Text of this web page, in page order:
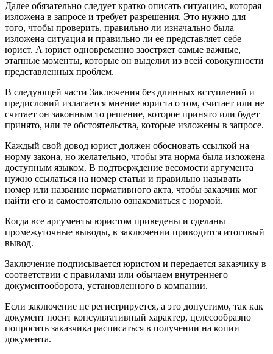
Далее обязательно следует кратко описать ситуацию, которая
изложена в запросе и требует разрешения. Это нужно для
того, чтобы проверить, правильно ли изначально была
изложена ситуация и правильно ли ее представляет себе
юрист. А юрист одновременно заостряет самые важные,
этапные моменты, которые он выделил из всей совокупности
представленных проблем.
В следующей части Заключения без длинных вступлений и
предисловий излагается мнение юриста о том, считает или не
считает он законным то решение, которое принято или будет
принято, или те обстоятельства, которые изложены в запросе.
Каждый свой довод юрист должен обосновать ссылкой на
норму закона, но желательно, чтобы эта норма была изложена
доступным языком. В подтверждение весомости аргумента
нужно ссылаться на номер статьи и правильно называть
номер или название нормативного акта, чтобы заказчик мог
найти его и самостоятельно ознакомиться с нормой.
Когда все аргументы юристом приведены и сделаны
промежуточные выводы, в заключении приводится итоговый
вывод.
Заключение подписывается юристом и передается заказчику в
соответствии с правилами или обычаем внутреннего
документооборота, установленного в компании.
Если заключение не регистрируется, а это допустимо, так как
документ носит консультативный характер, целесообразно
попросить заказчика расписаться в получении на копии
документа.